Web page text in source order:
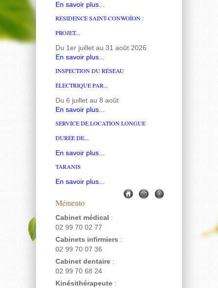
En savoir plus...
RÉSIDENCE SAINT-CONWOÏON :
PROJET...
Du 1er juillet au 31 août 2026
En savoir plus...
INSPECTION DU RÉSEAU
ÉLECTRIQUE PAR...
Du 6 juillet au 8 août
En savoir plus...
SERVICE DE LOCATION LONGUE
DURÉE DE...
En savoir plus...
TARANIS
En savoir plus...
Mémento
Cabinet médical :
02 99 70 02 77
Cabinets infirmiers :
02 99 70 07 36
Cabinet dentaire :
02 99 70 68 24
Kinésithérapeute :